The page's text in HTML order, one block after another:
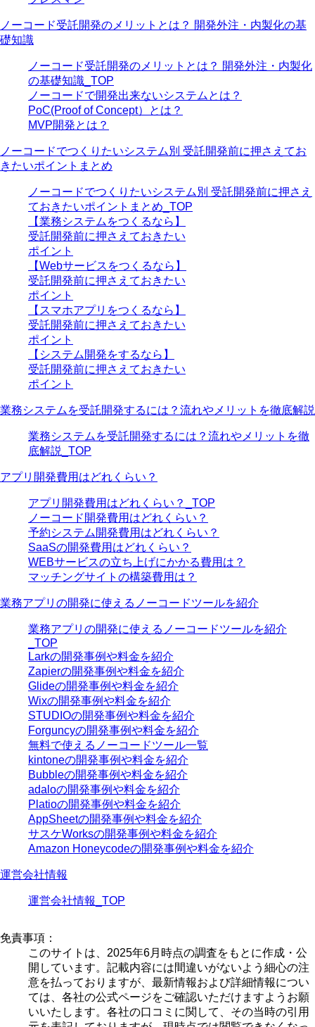
ノーコード受託開発のメリットとは？ 開発外注・内製化の基
礎知識
ノーコード受託開発のメリットとは？ 開発外注・内製化
の基礎知識_TOP
ノーコードで開発出来ないシステムとは？
PoC(Proof of Concept）とは？
MVP開発とは？
ノーコードでつくりたいシステム別 受託開発前に押さえてお
きたいポイントまとめ
ノーコードでつくりたいシステム別 受託開発前に押さえ
ておきたいポイントまとめ_TOP
【業務システムをつくるなら】
受託開発前に押さえておきたい
ポイント
【Webサービスをつくるなら】
受託開発前に押さえておきたい
ポイント
【スマホアプリをつくるなら】
受託開発前に押さえておきたい
ポイント
【システム開発をするなら】
受託開発前に押さえておきたい
ポイント
業務システムを受託開発するには？流れやメリットを徹底解説
業務システムを受託開発するには？流れやメリットを徹
底解説_TOP
アプリ開発費用はどれくらい？
アプリ開発費用はどれくらい？_TOP
ノーコード開発費用はどれくらい？
予約システム開発費用はどれくらい？
SaaSの開発費用はどれくらい？
WEBサービスの立ち上げにかかる費用は？
マッチングサイトの構築費用は？
業務アプリの開発に使えるノーコードツールを紹介
業務アプリの開発に使えるノーコードツールを紹介
_TOP
Larkの開発事例や料金を紹介
Zapierの開発事例や料金を紹介
Glideの開発事例や料金を紹介
Wixの開発事例や料金を紹介
STUDIOの開発事例や料金を紹介
Forguncyの開発事例や料金を紹介
無料で使えるノーコードツール一覧
kintoneの開発事例や料金を紹介
Bubbleの開発事例や料金を紹介
adaloの開発事例や料金を紹介
Platioの開発事例や料金を紹介
AppSheetの開発事例や料金を紹介
サスケWorksの開発事例や料金を紹介
Amazon Honeycodeの開発事例や料金を紹介
運営会社情報
運営会社情報_TOP
免責事項：
このサイトは、2025年6月時点の調査をもとに作成・公
開しています。記載内容には間違いがないよう細心の注
意を払っておりますが、最新情報および詳細情報につい
ては、各社の公式ページをご確認いただけますようお願
いいたします。各社の口コミに関して、その当時の引用